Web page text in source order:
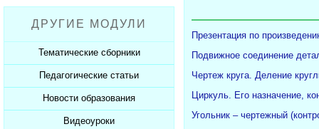
Пожарная безопасность
СанПиНы
Должностные обязанности
Планы, справки, протоколы
Презентации к Дню матери
Презентации к Новому году
Презентации к 23 февраля
Презентации к 8 марта
Презентации к Дню Победы
350 лет Петру I
Разработки учащихся
Софт для учителя
ДРУГИЕ МОДУЛИ
Тематические сборники
Сборники презентаций
Педагогические статьи
Каталог статей
Добавить статью
Новости образования
Новости образования
Видеоуроки
Презентация по
Подвижное соединение
Чертеж круга. Деление
Циркуль. Его назначение,
Угольник – чертежный